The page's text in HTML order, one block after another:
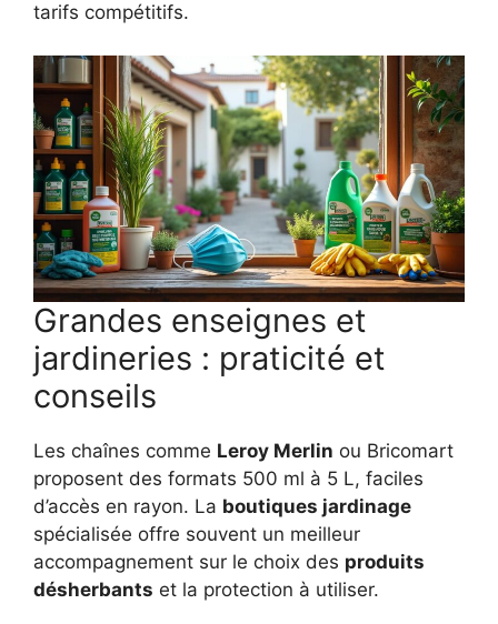
tarifs compétitifs.
Grandes enseignes et
jardineries : praticité et
conseils
Les chaînes comme Leroy Merlin ou Bricomart
proposent des formats 500 ml à 5 L, faciles
d’accès en rayon. La boutiques jardinage
spécialisée offre souvent un meilleur
accompagnement sur le choix des produits
désherbants et la protection à utiliser.